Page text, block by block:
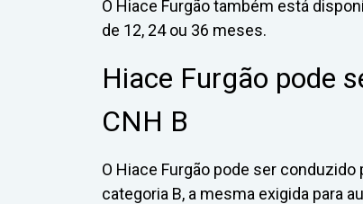
O Hiace Furgão também está
de 12, 24 ou 36 meses.
Hiace Furgão pode
CNH B
O Hiace Furgão pode ser
categoria B, a mesma exigida para